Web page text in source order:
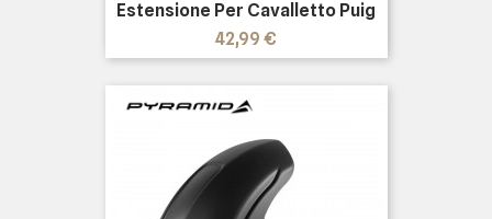
Estensione Per Cavalletto Puig
Prezzo
42,99 €